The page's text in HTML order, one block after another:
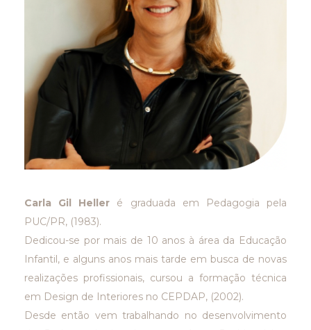
Carla Gil Heller é graduada em Pedagogia pela
PUC/PR, (1983).
Dedicou-se por mais de 10 anos à área da Educação
Infantil, e alguns anos mais tarde em busca de novas
realizações profissionais, cursou a formação técnica
em Design de Interiores no CEPDAP, (2002).
Desde então vem trabalhando no desenvolvimento